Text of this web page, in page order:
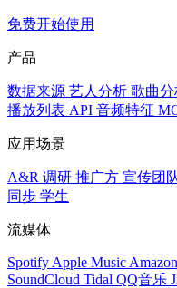
免费开始使用
产品
数据来源 艺人分析 歌曲分
播放列表 API 音频特征
应用场景
A&R 调研 推广方 宣传团
同步 学生
流媒体
Spotify Apple Music
SoundCloud Tidal QQ音乐